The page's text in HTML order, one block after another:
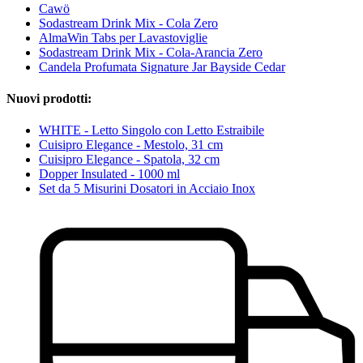
Cawö
Sodastream Drink Mix - Cola Zero
AlmaWin Tabs per Lavastoviglie
Sodastream Drink Mix - Cola-Arancia Zero
Candela Profumata Signature Jar Bayside Cedar
Nuovi prodotti:
WHITE - Letto Singolo con Letto Estraibile
Cuisipro Elegance - Mestolo, 31 cm
Cuisipro Elegance - Spatola, 32 cm
Dopper Insulated - 1000 ml
Set da 5 Misurini Dosatori in Acciaio Inox